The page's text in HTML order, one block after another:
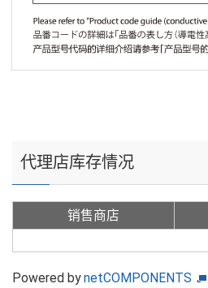
代理店库存情况
销售商店
Powered bynetCOMPONENTS